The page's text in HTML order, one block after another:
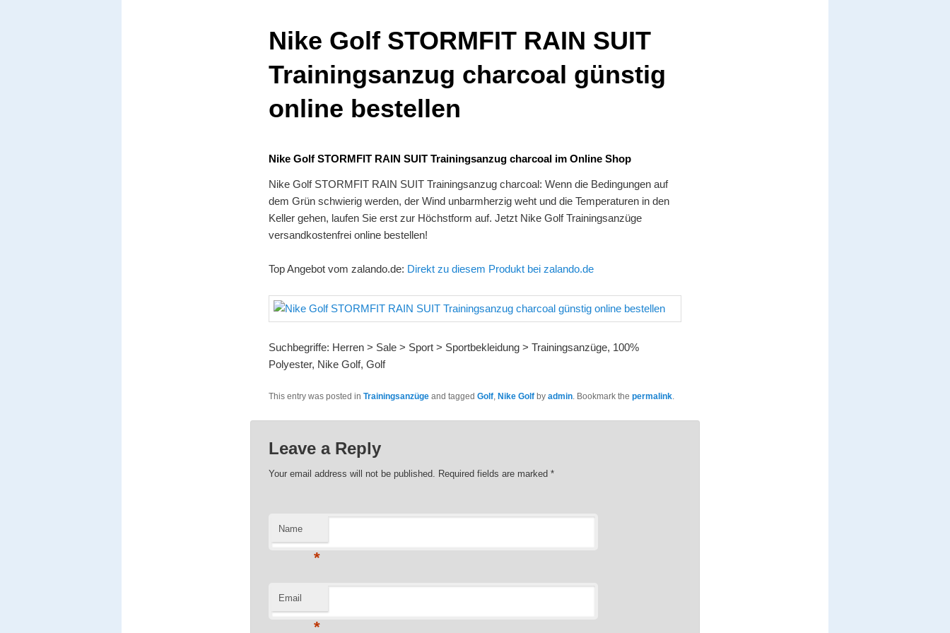
Nike Golf STORMFIT RAIN SUIT
Trainingsanzug charcoal günstig
online bestellen
Nike Golf STORMFIT RAIN SUIT Trainingsanzug charcoal im Online Shop
Nike Golf STORMFIT RAIN SUIT Trainingsanzug charcoal: Wenn die Bedingungen auf
dem Grün schwierig werden, der Wind unbarmherzig weht und die Temperaturen in den
Keller gehen, laufen Sie erst zur Höchstform auf. Jetzt Nike Golf Trainingsanzüge
versandkostenfrei online bestellen!
Top Angebot vom zalando.de: Direkt zu diesem Produkt bei zalando.de
Suchbegriffe: Herren > Sale > Sport > Sportbekleidung > Trainingsanzüge, 100%
Polyester, Nike Golf, Golf
This entry was posted in Trainingsanzügeand tagged Golf, Nike Golfby admin. Bookmark the permalink.
Leave a Reply
Your email address will not be published. Required fields are marked *
Name
*
Email
*